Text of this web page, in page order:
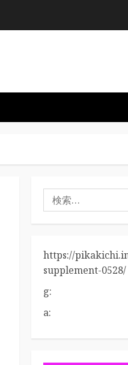
検
索:
https://
supplement-0528/
g:
a: